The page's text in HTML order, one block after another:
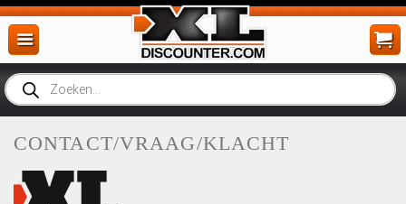
Ga
naar
inhoud
Producten
zoeken
CONTACT/VRAAG/KLACHT